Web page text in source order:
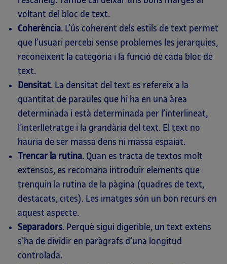
voltant del bloc de text.
Coherència. L’ús coherent dels estils de text permet
que l’usuari percebi sense problemes les jerarquies,
reconeixent la categoria i la funció de cada bloc de
text.
Densitat. La densitat del text es refereix a la
quantitat de paraules que hi ha en una àrea
determinada i està determinada per l’interlineat,
l’interlletratge i la grandària del text. El text no
hauria de ser massa dens ni massa espaiat.
Trencar la rutina. Quan es tracta de textos molt
extensos, es recomana introduir elements que
trenquin la rutina de la pàgina (quadres de text,
destacats, cites). Les imatges són un bon recurs en
aquest aspecte.
Separadors. Perquè sigui digerible, un text extens
s’ha de dividir en paràgrafs d’una longitud
controlada.